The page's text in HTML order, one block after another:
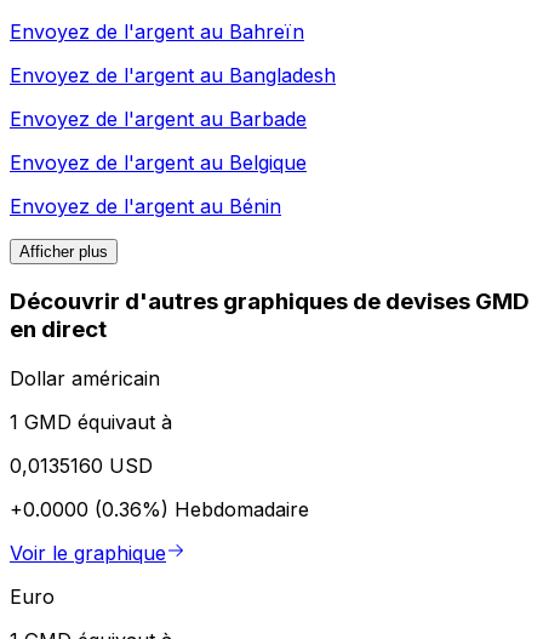
Envoyez de l'argent au Bahreïn
Envoyez de l'argent au Bangladesh
Envoyez de l'argent au Barbade
Envoyez de l'argent au Belgique
Envoyez de l'argent au Bénin
Afficher plus
Découvrir d'autres graphiques de devises GMD
en direct
Dollar américain
1 GMD équivaut à
0,0135160 USD
+0.0000 (0.36%) Hebdomadaire
Voir le graphique
Euro